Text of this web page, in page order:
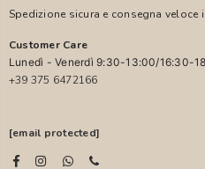
Spedizione sicura e consegna
Customer Care
Lunedì - Venerdì 9:30-13:00/16:30-
+39 375 6472166
[email protected]